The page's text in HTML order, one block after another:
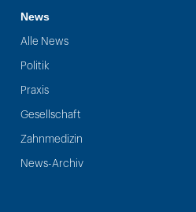
News
Alle News
Politik
Praxis
Gesellschaft
Zahnmedizin
News-Archiv